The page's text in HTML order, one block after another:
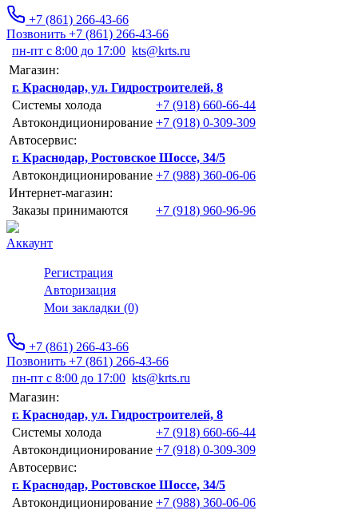
+7 (861) 266-43-66
Позвонить +7 (861) 266-43-66
пн-пт с 8:00 до 17:00 kts@krts.ru
Магазин:
г. Краснодар, ул. Гидростроителей, 8
Системы холода
+7 (918) 660-66-44
Автокондиционирование +7 (918) 0-309-309
Автосервис:
г. Краснодар, Ростовское Шоссе, 34/5
Автокондиционирование +7 (988) 360-06-06
Интернет-магазин:
Заказы принимаются
+7 (918) 960-96-96
Аккаунт
Регистрация
Авторизация
Мои закладки (0)
+7 (861) 266-43-66
Позвонить +7 (861) 266-43-66
пн-пт с 8:00 до 17:00 kts@krts.ru
Магазин:
г. Краснодар, ул. Гидростроителей, 8
Системы холода
+7 (918) 660-66-44
Автокондиционирование +7 (918) 0-309-309
Автосервис:
г. Краснодар, Ростовское Шоссе, 34/5
Автокондиционирование +7 (988) 360-06-06